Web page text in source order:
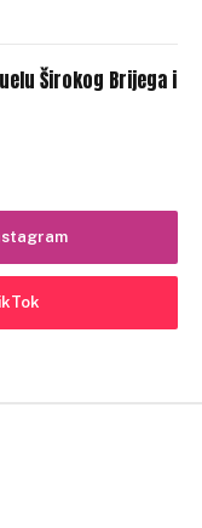
Širokog Brijega i